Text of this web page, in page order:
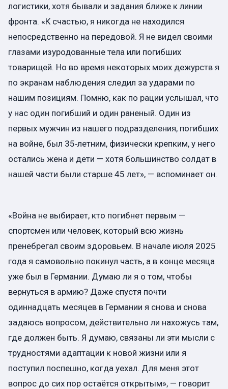
логистики, хотя бывали и задания ближе к линии
фронта. «К счастью, я никогда не находился
непосредственно на передовой. Я не видел своими
глазами изуродованные тела или погибших
товарищей. Но во время некоторых моих дежурств я
по экранам наблюдения следил за ударами по
нашим позициям. Помню, как по рации услышал, что
у нас один погибший и один раненый. Один из
первых мужчин из нашего подразделения, погибших
на войне, был 35‑летним, физически крепким, у него
остались жена и дети — хотя большинство солдат в
нашей части были старше 45 лет», — вспоминает он.
«Война не выбирает, кто погибнет первым —
спортсмен или человек, который всю жизнь
пренебрегал своим здоровьем. В начале июля 2025
года я самовольно покинул часть, а в конце месяца
уже был в Германии. Думаю ли я о том, чтобы
вернуться в армию? Даже спустя почти
одиннадцать месяцев в Германии я снова и снова
задаюсь вопросом, действительно ли нахожусь там,
где должен быть. Я думаю, связаны ли эти мысли с
трудностями адаптации к новой жизни или я
поступил поспешно, когда уехал. Для меня этот
вопрос до сих пор остаётся открытым», — говорит